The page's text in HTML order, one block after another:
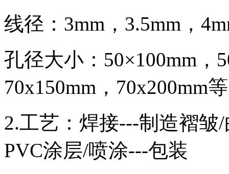
线径：3mm，3.5mm，
孔径大小：50×100mm，
70x150mm，70x200mm等
2.工艺：焊接---制造褶
PVC涂层/喷涂---包装